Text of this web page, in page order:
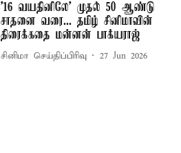
'16 வயதினிலே' முதல் 50 ஆண்டு
சாதனை வரை... தமிழ் சினிமாவின்
திரைக்கதை மன்னன் பாக்யராஜ்
சினிமா செய்திப்பிரிவு 27 Jun 2026